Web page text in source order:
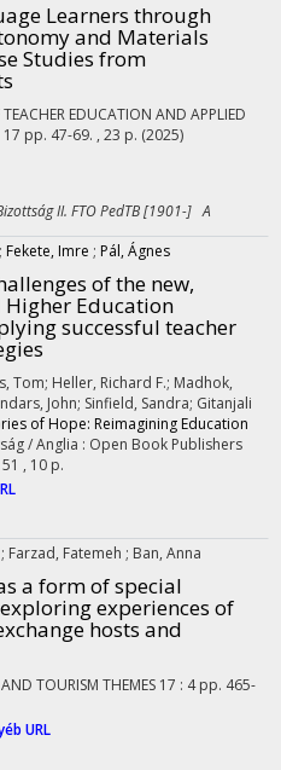
Learners through
and Materials
Studies from
EDUCATION AND APPLIED
17 pp. 47-69. , 23 p. (2025)
II. FTO PedTB [1901-] A
; Fekete, Imre ; Pál, Ágnes
of the new,
Education
successful teacher
Tom; Heller, Richard F.; Madhok,
John; Sinfield, Sandra; Gitanjali
of Hope: Reimagining Education
/ Anglia : Open Book Publishers
, 10 p.
; Farzad, Fatemeh ; Ban, Anna
a form of special
experiences of
hosts and
TOURISM THEMES 17 : 4 pp. 465-
URL